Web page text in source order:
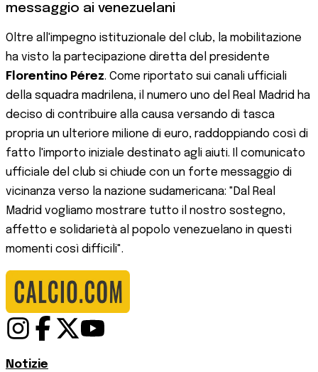
messaggio ai venezuelani
Oltre all'impegno istituzionale del club, la mobilitazione
ha visto la partecipazione diretta del presidente
Florentino Pérez. Come riportato sui canali ufficiali
della squadra madrilena, il numero uno del Real Madrid ha
deciso di contribuire alla causa versando di tasca
propria un ulteriore milione di euro, raddoppiando così di
fatto l'importo iniziale destinato agli aiuti. Il comunicato
ufficiale del club si chiude con un forte messaggio di
vicinanza verso la nazione sudamericana: "Dal Real
Madrid vogliamo mostrare tutto il nostro sostegno,
affetto e solidarietà al popolo venezuelano in questi
momenti così difficili".
Notizie